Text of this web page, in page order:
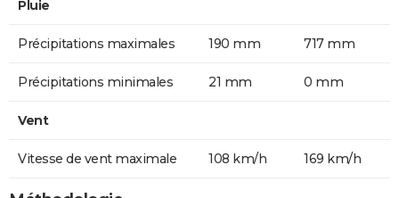
Pluie
Précipitations maximales 190 mm 717 mm
Précipitations minimales 21 mm 0 mm
Vent
Vitesse de vent maximale 108 km/h 169 km/h